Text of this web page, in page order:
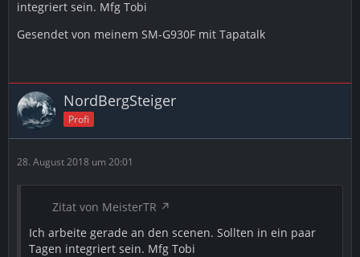
integriert sein. Mfg Tobi
Gesendet von meinem SM-G930F mit Tapatalk
NordBergSteiger
Profi
28. August 2018 um 20:01
Zitat von MeisterTR
Ich arbeite gerade an den scenen. Sollten in ein paar
Tagen integriert sein. Mfg Tobi